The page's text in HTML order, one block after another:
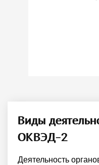
Виды
ОКВЭД-2
Деятельность